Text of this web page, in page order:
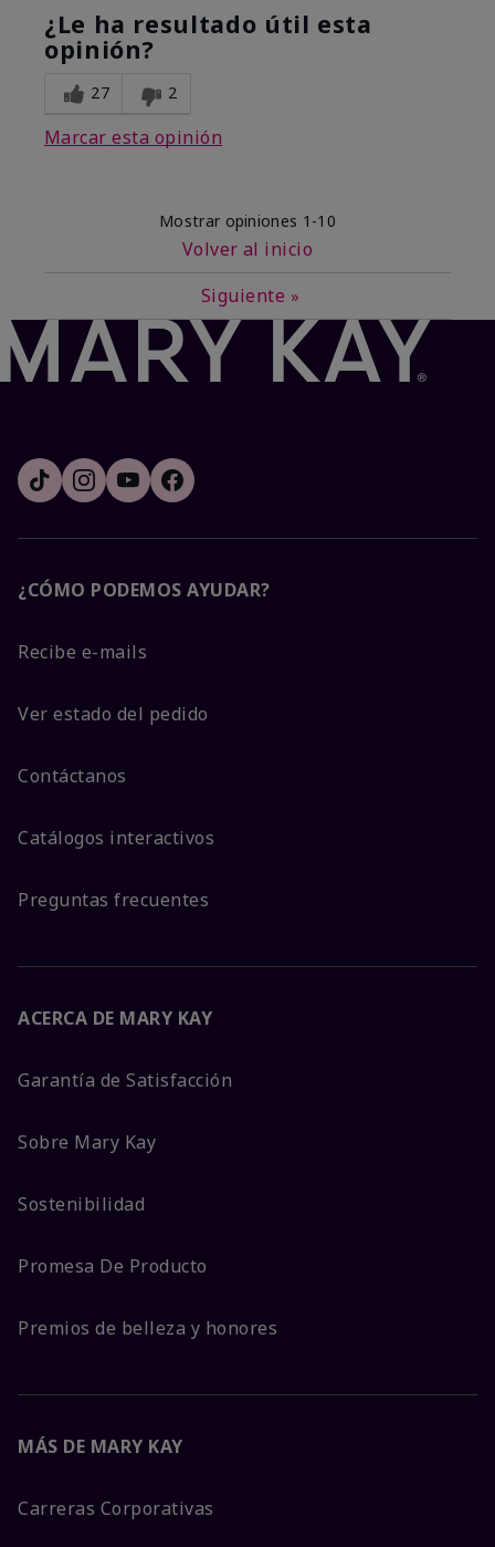
¿Le ha resultado útil esta
opinión?
27 2
Marcar esta opinión
Mostrar opiniones 1-10
Volver al inicio
Siguiente »
¿CÓMO PODEMOS AYUDAR?
Recibe e-mails
Ver estado del pedido
Contáctanos
Catálogos interactivos
Preguntas frecuentes
ACERCA DE MARY KAY
Garantía de Satisfacción
Sobre Mary Kay
Sostenibilidad
Promesa De Producto
Premios de belleza y honores
MÁS DE MARY KAY
Carreras Corporativas